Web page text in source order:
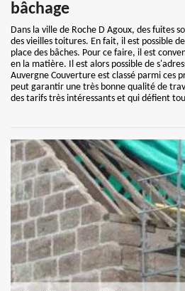
bâchage
Dans la ville de Roche D Agoux, des fuites
des vieilles toitures. En fait, il est possible
place des bâches. Pour ce faire, il est
en la matière. Il est alors possible de
Auvergne Couverture est classé parmi ces
peut garantir une très bonne qualité de
des tarifs très intéressants et qui défient